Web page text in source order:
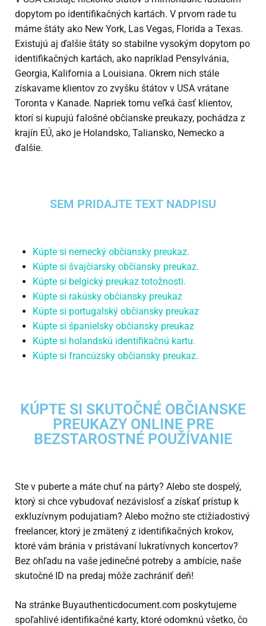
dopytom po identifikačných kartách. V prvom rade tu
máme štáty ako New York, Las Vegas, Florida a Texas.
Existujú aj ďalšie štáty so stabilne vysokým dopytom po
identifikačných kartách, ako napríklad Pensylvánia,
Georgia, Kalifornia a Louisiana. Okrem nich stále
získavame klientov zo zvyšku štátov v USA vrátane
Toronta v Kanade. Napriek tomu veľká časť klientov,
ktorí si kupujú falošné občianske preukazy, pochádza z
krajín EÚ, ako je Holandsko, Taliansko, Nemecko a
ďalšie.
SEM PRIDAJTE TEXT NADPISU
Kúpte si nemecký občiansky preukaz.
Kúpte si švajčiarsky občiansky preukaz.
Kúpte si belgický preukaz totožnosti.
Kúpte si rakúsky občiansky preukaz
Kúpte si portugalský občiansky preukaz
Kúpte si španielsky občiansky preukaz
Kúpte si holandskú identifikačnú kartu.
Kúpte si francúzsky občiansky preukaz.
KÚPTE SI SKUTOČNÉ OBČIANSKE
PREUKAZY ONLINE PRE
BEZSTAROSTNÉ POUŽÍVANIE
Ste v puberte a máte chuť na párty? Alebo ste dospelý,
ktorý si chce vybudovať nezávislosť a získať prístup k
exkluzívnym podujatiam? Alebo možno ste ctižiadostivý
freelancer, ktorý je zmätený z identifikačných krokov,
ktoré vám bránia v pristávaní lukratívnych koncertov?
Bez ohľadu na vaše jedinečné potreby a ambície, naše
skutočné ID na predaj môže zachrániť deň!
Na stránke Buyauthenticdocument.com poskytujeme
spoľahlivé identifikačné karty, ktoré odomknú všetko, čo